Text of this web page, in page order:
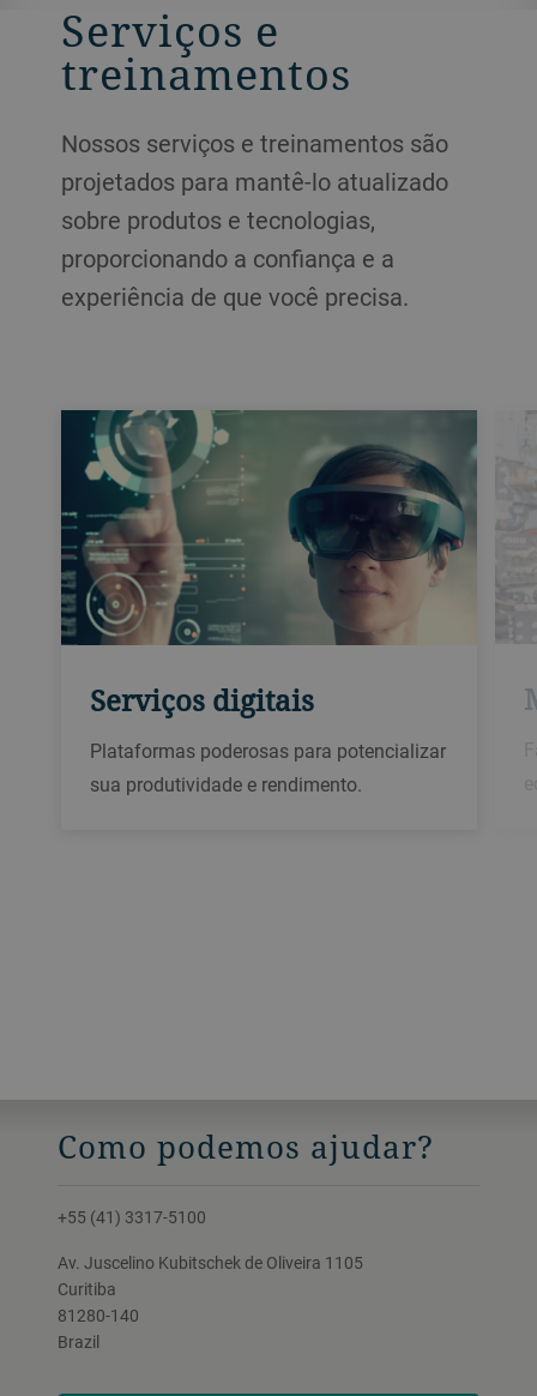
Serviços e
treinamentos
Nossos serviços e treinamentos são
projetados para mantê-lo atualizado
sobre produtos e tecnologias,
proporcionando a confiança e a
experiência de que você precisa.
Serviços digitais
Plataformas poderosas para potencializar
sua produtividade e rendimento.
Como podemos ajudar?
+55 (41) 3317-5100
Av. Juscelino Kubitschek de Oliveira 1105
Curitiba
81280-140
Brazil